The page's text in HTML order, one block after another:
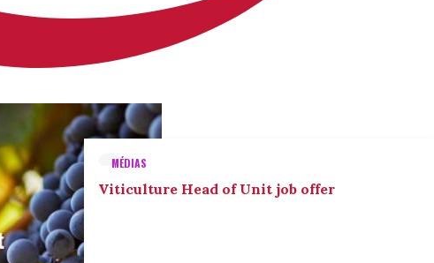
MÉDIAS
Viticulture Head of Unit job offer